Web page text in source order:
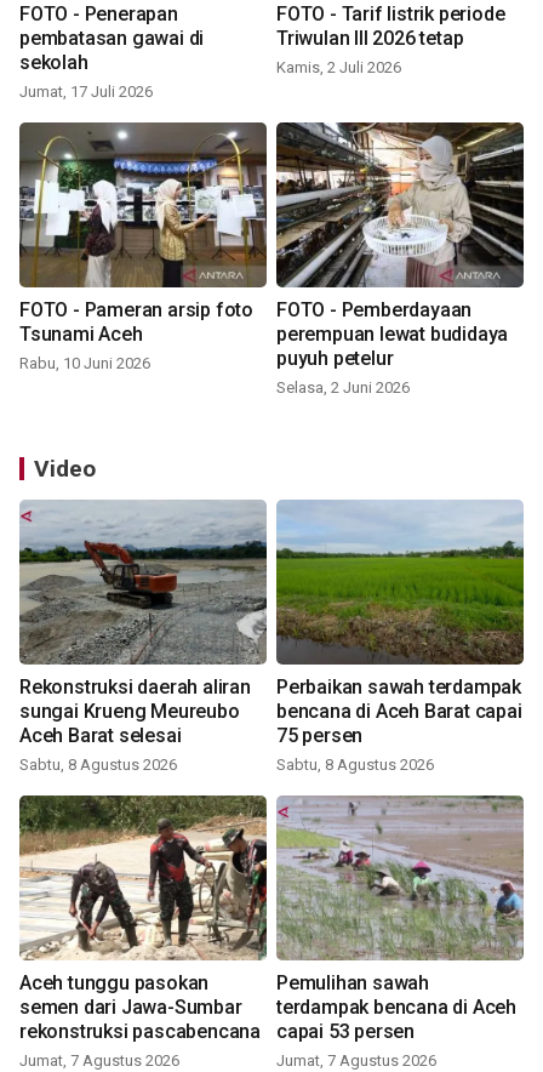
FOTO - Penerapan
pembatasan gawai di
sekolah
Jumat, 17 Juli 2026
FOTO - Tarif listrik periode
Triwulan III 2026 tetap
Kamis, 2 Juli 2026
FOTO - Pameran arsip foto
Tsunami Aceh
Rabu, 10 Juni 2026
FOTO - Pemberdayaan
perempuan lewat budidaya
puyuh petelur
Selasa, 2 Juni 2026
Video
Rekonstruksi daerah aliran
sungai Krueng Meureubo
Aceh Barat selesai
Sabtu, 8 Agustus 2026
Perbaikan sawah terdampak
bencana di Aceh Barat capai
75 persen
Sabtu, 8 Agustus 2026
Aceh tunggu pasokan
semen dari Jawa-Sumbar
rekonstruksi pascabencana
Jumat, 7 Agustus 2026
Pemulihan sawah
terdampak bencana di Aceh
capai 53 persen
Jumat, 7 Agustus 2026